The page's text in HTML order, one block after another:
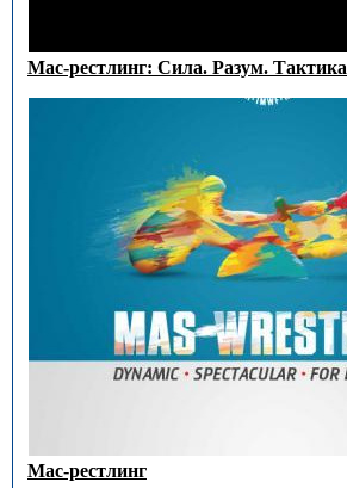
Мас-рестлинг: Сила. Разум. Тактика
Мас-рестлинг